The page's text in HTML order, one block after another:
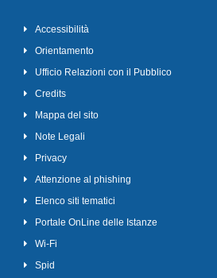
Accessibilità
Orientamento
Ufficio Relazioni con il Pubblico
Credits
Mappa del sito
Note Legali
Privacy
Attenzione al phishing
Elenco siti tematici
Portale OnLine delle Istanze
Wi-Fi
Spid